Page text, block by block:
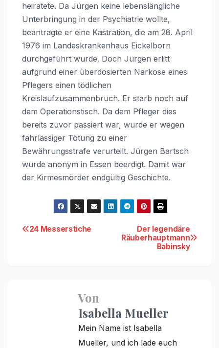
heiratete. Da Jürgen keine lebenslängliche
Unterbringung in der Psychiatrie wollte,
beantragte er eine Kastration, die am 28. April
1976 im Landeskrankenhaus Eickelborn
durchgeführt wurde. Doch Jürgen erlitt
aufgrund einer überdosierten Narkose eines
Pflegers einen tödlichen
Kreislaufzusammenbruch. Er starb noch auf
dem Operationstisch. Da dem Pfleger dies
bereits zuvor passiert war, wurde er wegen
fahrlässiger Tötung zu einer
Bewährungsstrafe verurteilt. Jürgen Bartsch
wurde anonym in Essen beerdigt. Damit war
der Kirmesmörder endgültig Geschichte.
BeitragsnavigationDer legendäre
Räuberhauptmann
Babinsky
24 Messerstiche
Von
Isabella Mueller
Mein Name ist Isabella
Mueller, und ich lade euch